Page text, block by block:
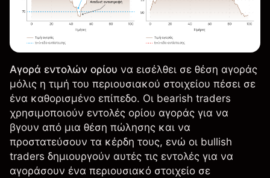
Αγορά εντολών ορίου να εισέλθει σε θέση αγοράς
μόλις η τιμή του περιουσιακού στοιχείου πέσει σε
ένα καθορισμένο επίπεδο. Οι bearish traders
χρησιμοποιούν εντολές ορίου αγοράς για να
βγουν από μια θέση πώλησης και να
προστατεύσουν τα κέρδη τους, ενώ οι bullish
traders δημιουργούν αυτές τις εντολές για να
αγοράσουν ένα περιουσιακό στοιχείο σε